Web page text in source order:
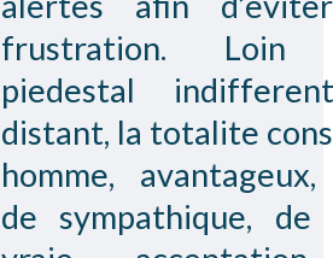
frustration. Loin
piedestal
distant, la totalite
homme,
de sympathique, de